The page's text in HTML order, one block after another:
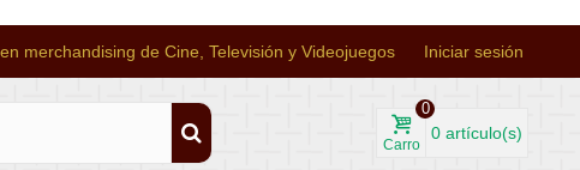
merchandising de Cine, Televisión y Videojuegos Iniciar sesión
Carro
0
0 artículo(s)